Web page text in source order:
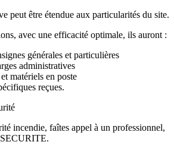
peut être étendue aux particularités du site.
avec une efficacité optimale, ils auront :
générales et particulières
administratives
matériels en poste
reçues.
incendie, faîtes appel à un professionnel,